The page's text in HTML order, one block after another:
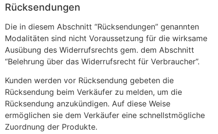
Rücksendungen
Die in diesem Abschnitt “Rücksendungen” genannten
Modalitäten sind nicht Voraussetzung für die wirksame
Ausübung des Widerrufsrechts gem. dem Abschnitt
“Belehrung über das Widerrufsrecht für Verbraucher”.
Kunden werden vor Rücksendung gebeten die
Rücksendung beim Verkäufer zu melden, um die
Rücksendung anzukündigen. Auf diese Weise
ermöglichen sie dem Verkäufer eine schnellstmögliche
Zuordnung der Produkte.